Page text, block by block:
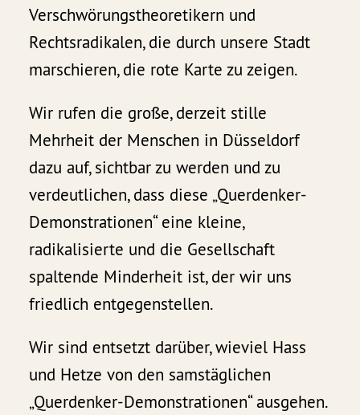
Verschwörungstheoretikern und
Rechtsradikalen, die durch unsere Stadt
marschieren, die rote Karte zu zeigen.
Wir rufen die große, derzeit stille
Mehrheit der Menschen in Düsseldorf
dazu auf, sichtbar zu werden und zu
verdeutlichen, dass diese „Querdenker-
Demonstrationen“ eine kleine,
radikalisierte und die Gesellschaft
spaltende Minderheit ist, der wir uns
friedlich entgegenstellen.
Wir sind entsetzt darüber, wieviel Hass
und Hetze von den samstäglichen
„Querdenker-Demonstrationen“ ausgehen.